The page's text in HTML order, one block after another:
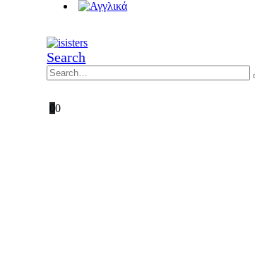
Search
00